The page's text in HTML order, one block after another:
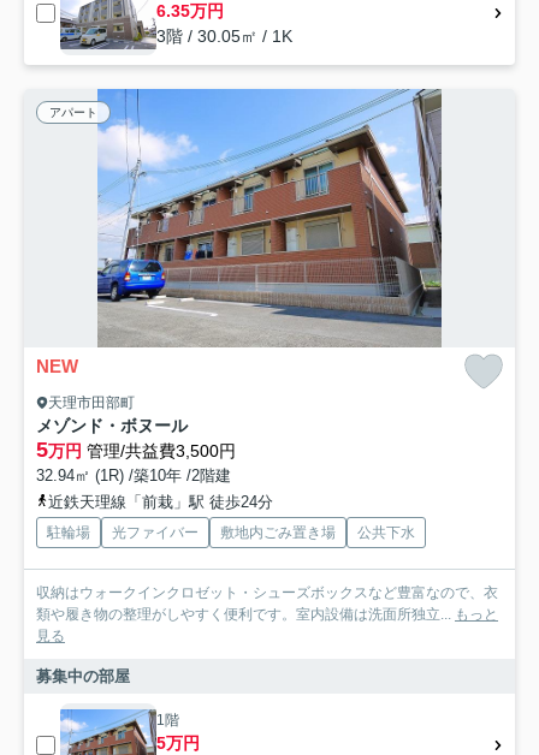
6.35万円
3階 / 30.05㎡ / 1K
アパート
NEW
天理市田部町
メゾンド・ボヌール
5万円 管理/共益費3,500円
32.94㎡ (1R) /築10年 /2階建
近鉄天理線「前栽」駅 徒歩24分
駐輪場 光ファイバー 敷地内ごみ置き場 公共下水
収納はウォークインクロゼット・シューズボックスなど豊富なので、衣
類や履き物の整理がしやすく便利です。室内設備は洗面所独立... もっと
見る
募集中の部屋
1階
5万円